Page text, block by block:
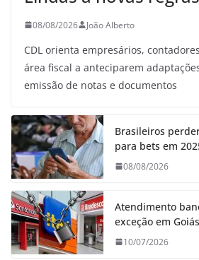
08/08/2026 João Alberto
CDL orienta empresários,
área fiscal a anteciparem
emissão de notas e documentos
Brasileiros
para bets em
08/08/2026
Atendimento
exceção em Goiás
10/07/2026